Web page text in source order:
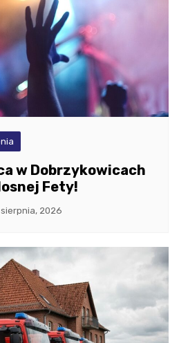
w Dobrzykowicach
Fety!
2026